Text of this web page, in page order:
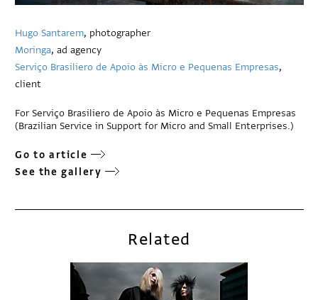
Hugo Santarem, photographer
Moringa, ad agency
Serviço Brasiliero de Apoio às Micro e Pequenas Empresas,
client
For Serviço Brasiliero de Apoio às Micro e Pequenas Empresas
(Brazilian Service in Support for Micro and Small Enterprises.)
Go to article
See the gallery
Related